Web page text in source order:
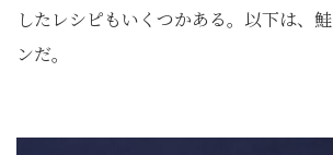
したレシピもいくつかある。以下は、
ンだ。